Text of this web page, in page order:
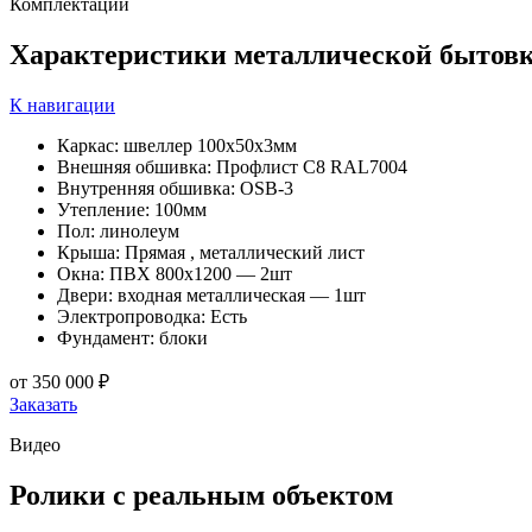
Комплектации
Характеристики металлической
К навигации
Каркас: швеллер 100х50х3мм
Внешняя обшивка: Профлист С8 RAL7004
Внутренняя обшивка: OSB-3
Утепление: 100мм
Пол: линолеум
Крыша: Прямая , металлический лист
Окна: ПВХ 800х1200 — 2шт
Двери: входная металлическая — 1шт
Электропроводка: Есть
Фундамент: блоки
от 350 000 ₽
Заказать
Видео
Ролики с реальным объектом